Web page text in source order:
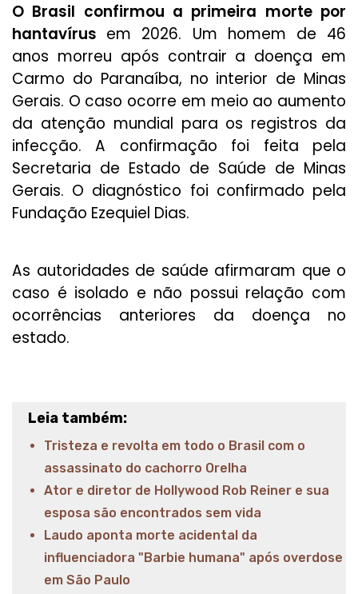
O Brasil confirmou a primeira morte por
hantavírus em 2026. Um homem de 46
anos morreu após contrair a doença em
Carmo do Paranaíba, no interior de Minas
Gerais. O caso ocorre em meio ao aumento
da atenção mundial para os registros da
infecção. A confirmação foi feita pela
Secretaria de Estado de Saúde de Minas
Gerais. O diagnóstico foi confirmado pela
Fundação Ezequiel Dias.
As autoridades de saúde afirmaram que o
caso é isolado e não possui relação com
ocorrências anteriores da doença no
estado.
Leia também:
Tristeza e revolta em todo o Brasil com o
assassinato do cachorro Orelha
Ator e diretor de Hollywood Rob Reiner e sua
esposa são encontrados sem vida
Laudo aponta morte acidental da
influenciadora "Barbie humana" após overdose
em São Paulo